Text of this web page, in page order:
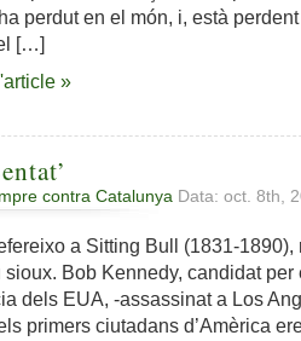
perdut en el món, i, està
[…]
»
contra Catalunya Data: oct. 8th,
a Sitting Bull (1831-1890),
sioux. Bob Kennedy, candidat per
dels EUA, -assassinat a Los
primers ciutadans d’Amèrica